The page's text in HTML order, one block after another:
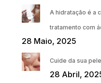
A hidratação é a
tratamento com
28 Maio, 2025
Cuide da sua
28 Abril,